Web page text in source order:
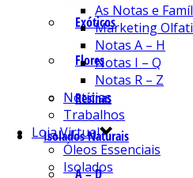
Exóticos
Flores
Resinas
Isolados Naturais
A – D
As Notas e
Marketing
Notas A – H
Notas I – Q
Notas R – Z
Notícias
Trabalhos
Loja Virtual
Óleos Essenciais
Isolados